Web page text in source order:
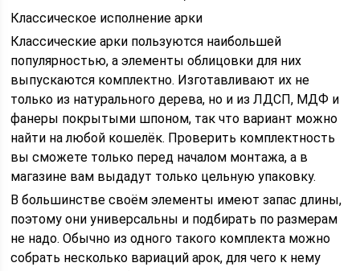
Классическое исполнение арки
Классические арки пользуются наибольшей
популярностью, а элементы облицовки для них
выпускаются комплектно. Изготавливают их не
только из натурального дерева, но и из ЛДСП, МДФ и
фанеры покрытыми шпоном, так что вариант можно
найти на любой кошелёк. Проверить комплектность
вы сможете только перед началом монтажа, а в
магазине вам выдадут только цельную упаковку.
В большинстве своём элементы имеют запас длины,
поэтому они универсальны и подбирать по размерам
не надо. Обычно из одного такого комплекта можно
собрать несколько вариаций арок, для чего к нему